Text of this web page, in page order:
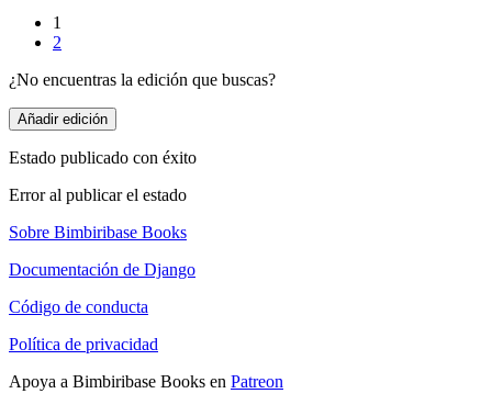
1
2
¿No encuentras la edición que buscas?
Añadir edición
Estado publicado con éxito
Error al publicar el estado
Sobre Bimbiribase Books
Documentación de Django
Código de conducta
Política de privacidad
Apoya a Bimbiribase Books en Patreon